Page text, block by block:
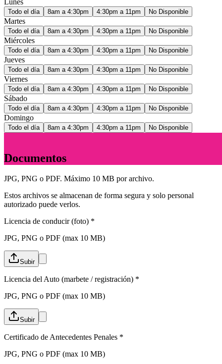
Todo el día 8am a 4:30pm 4:30pm a 11pm No Disponible
Martes
Todo el día 8am a 4:30pm 4:30pm a 11pm No Disponible
Miércoles
Todo el día 8am a 4:30pm 4:30pm a 11pm No Disponible
Jueves
Todo el día 8am a 4:30pm 4:30pm a 11pm No Disponible
Viernes
Todo el día 8am a 4:30pm 4:30pm a 11pm No Disponible
Sábado
Todo el día 8am a 4:30pm 4:30pm a 11pm No Disponible
Domingo
Todo el día 8am a 4:30pm 4:30pm a 11pm No Disponible
Documentos
JPG, PNG o PDF. Máximo 10 MB por archivo.
Estos archivos se almacenan de forma segura y solo personal
autorizado puede verlos.
Licencia de conducir (foto) *
JPG, PNG o PDF (max 10 MB)
Subir
Licencia del Auto (marbete / registración) *
JPG, PNG o PDF (max 10 MB)
Subir
Certificado de Antecedentes Penales *
JPG, PNG o PDF (max 10 MB)